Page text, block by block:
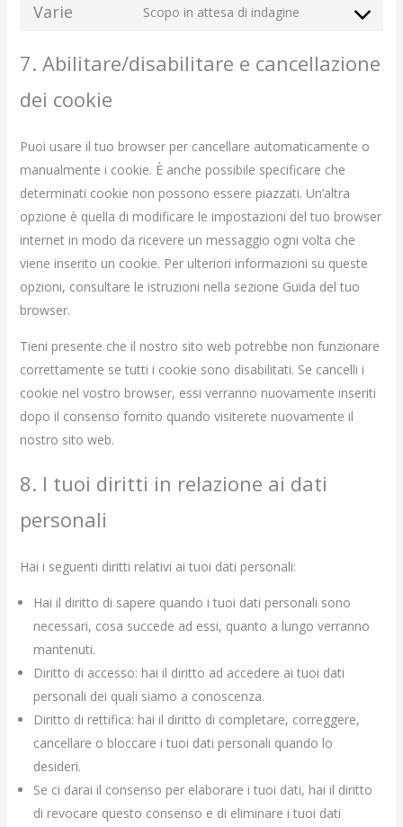
Varie Scopo in attesa di indagine
Consent
service
7. Abilitare/disabilitare e cancellazione
dei cookie
Puoi usare il tuo browser per cancellare automaticamente o
manualmente i cookie. È anche possibile specificare che
determinati cookie non possono essere piazzati. Un’altra
opzione è quella di modificare le impostazioni del tuo browser
internet in modo da ricevere un messaggio ogni volta che
viene inserito un cookie. Per ulteriori informazioni su queste
opzioni, consultare le istruzioni nella sezione Guida del tuo
browser.
Tieni presente che il nostro sito web potrebbe non funzionare
correttamente se tutti i cookie sono disabilitati. Se cancelli i
cookie nel vostro browser, essi verranno nuovamente inseriti
dopo il consenso fornito quando visiterete nuovamente il
nostro sito web.
8. I tuoi diritti in relazione ai dati
personali
Hai i seguenti diritti relativi ai tuoi dati personali:
Hai il diritto di sapere quando i tuoi dati personali sono
necessari, cosa succede ad essi, quanto a lungo verranno
mantenuti.
Diritto di accesso: hai il diritto ad accedere ai tuoi dati
personali dei quali siamo a conoscenza.
Diritto di rettifica: hai il diritto di completare, correggere,
cancellare o bloccare i tuoi dati personali quando lo
desideri.
Se ci darai il consenso per elaborare i tuoi dati, hai il diritto
di revocare questo consenso e di eliminare i tuoi dati